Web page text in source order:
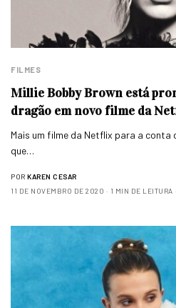
FILMES
Millie Bobby Brown está
dragão em novo filme da
Mais um filme da Netflix para a conta
que…
POR KAREN CESAR
11 DE NOVEMBRO DE 2020
1 MIN DE LEITURA